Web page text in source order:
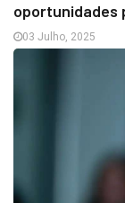
oportunidades
03 Julho, 2025